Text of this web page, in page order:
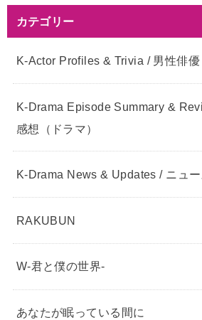
カテゴリー
K-Actor Profiles & Trivia / 男性俳優
K-Drama Episode Summary &
感想（ドラマ）
K-Drama News & Updates / ニュー
RAKUBUN
W-君と僕の世界-
あなたが眠っている間に